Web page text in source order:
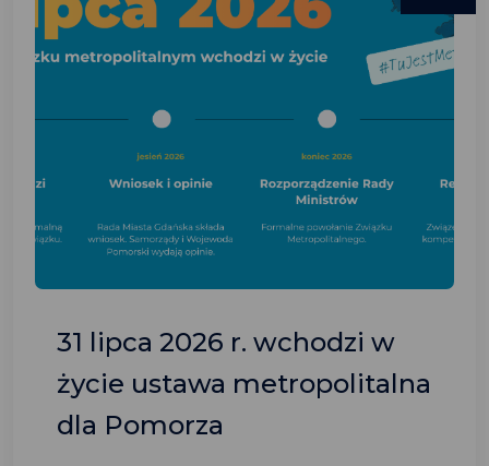
31 lipca 2026 r. wchodzi w
życie ustawa metropolitalna
dla Pomorza